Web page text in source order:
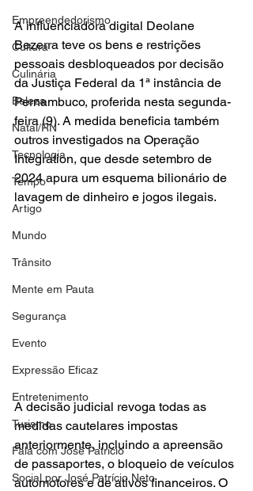
Empreendedorismo
Cultura
Culinária
Beleza
Natal/RN
Tecnologia
Tempo
Artigo
Mundo
Trânsito
Mente em Pauta
Segurança
Evento
Expressão Eficaz
Entretenimento
Turismo
Fala com José Patrício
Social por José Patrício Neto
A influenciadora digital Deolane
Bezerra teve os bens e restrições
pessoais desbloqueados por decisão
da Justiça Federal da 1ª instância de
Pernambuco, proferida nesta segunda-
feira (9). A medida beneficia também
outros investigados na Operação
Integration, que desde setembro de
2024 apura um esquema bilionário de
lavagem de dinheiro e jogos ilegais.
A decisão judicial revoga todas as
medidas cautelares impostas
anteriormente, incluindo a apreensão
de passaportes, o bloqueio de veículos
automotores e de ativos financeiros. O